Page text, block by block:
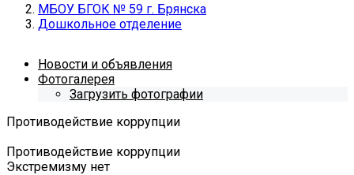
МБОУ БГОК № 59 г. Брянска
Дошкольное отделение
Новости и объявления
Фотогалерея
Загрузить фотографии
Противодействие коррупции
Противодействие коррупции
Экстремизму нет